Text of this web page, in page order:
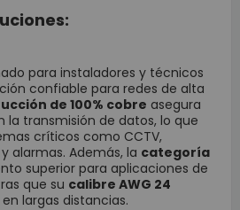
para instaladores y técnicos
confiable para redes de alta
de 100% cobre asegura
transmisión de datos, lo que
críticos como CCTV,
alarmas. Además, la categoría
superior para aplicaciones de
que su calibre AWG 24
largas distancias.